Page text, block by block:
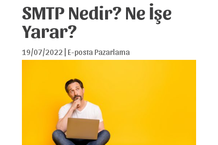
SMTP Nedir? Ne İşe
Yarar?
19/07/2022 E-posta Pazarlama